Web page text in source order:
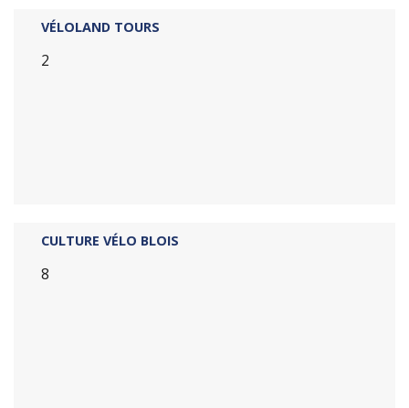
VÉLOLAND TOURS
2
CULTURE VÉLO BLOIS
8